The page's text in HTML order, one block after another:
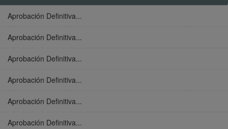
Aprobación Definitiva...
Aprobación Definitiva...
Aprobación Definitiva...
Aprobación Definitiva...
Aprobación Definitiva...
Aprobación Definitiva...